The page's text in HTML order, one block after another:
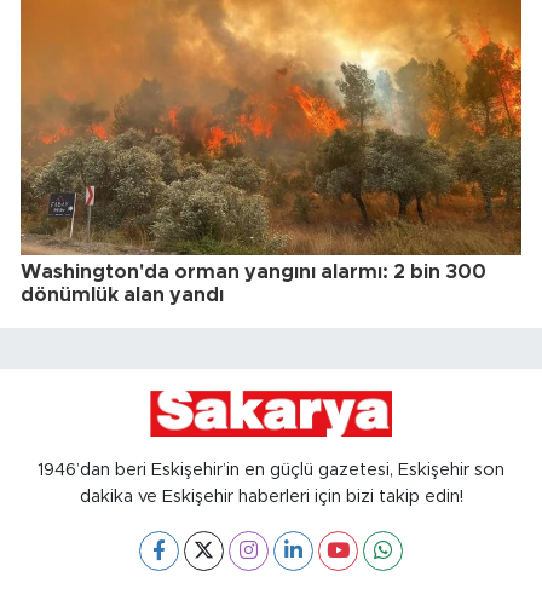
Washington'da orman yangını alarmı: 2 bin 300
dönümlük alan yandı
1946’dan beri Eskişehir’in en güçlü gazetesi, Eskişehir son
dakika ve Eskişehir haberleri için bizi takip edin!